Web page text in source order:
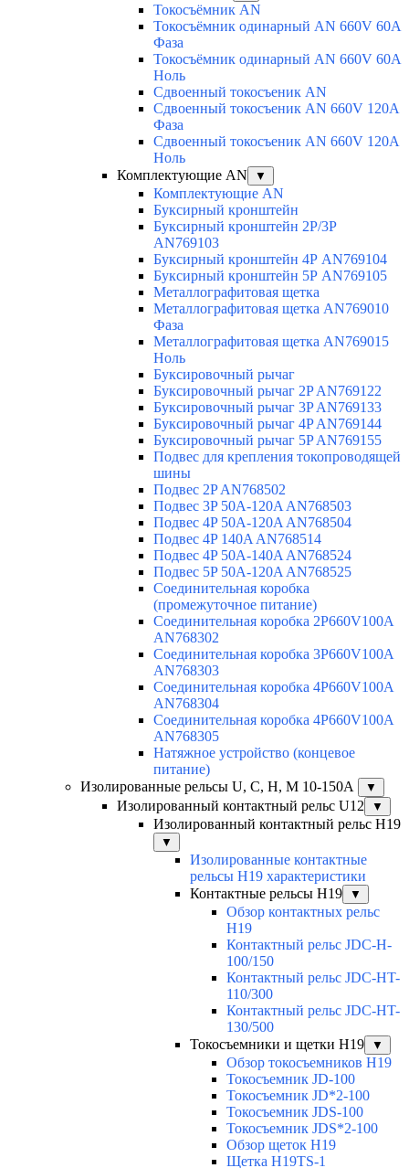
Токосъёмник AN
Токосъёмник одинарный AN 660V 60A
Фаза
Токосъёмник одинарный AN 660V 60A
Ноль
Сдвоенный токосъеник AN
Сдвоенный токосъеник AN 660V 120A
Фаза
Сдвоенный токосъеник AN 660V 120A
Ноль
Комплектующие AN
▼
Комплектующие AN
Буксирный кронштейн
Буксирный кронштейн 2Р/3Р
AN769103
Буксирный кронштейн 4Р AN769104
Буксирный кронштейн 5Р AN769105
Металлографитовая щетка
Металлографитовая щетка AN769010
Фаза
Металлографитовая щетка AN769015
Ноль
Буксировочный рычаг
Буксировочный рычаг 2P AN769122
Буксировочный рычаг 3P AN769133
Буксировочный рычаг 4P AN769144
Буксировочный рычаг 5P AN769155
Подвес для крепления токопроводящей
шины
Подвес 2P AN768502
Подвес 3P 50A-120A AN768503
Подвес 4P 50A-120A AN768504
Подвес 4P 140A AN768514
Подвес 4P 50A-140A AN768524
Подвес 5P 50A-120A AN768525
Соединительная коробка
(промежуточное питание)
Соединительная коробка 2P660V100A
AN768302
Соединительная коробка 3P660V100A
AN768303
Соединительная коробка 4P660V100A
AN768304
Соединительная коробка 4P660V100A
AN768305
Натяжное устройство (концевое
питание)
Изолированные рельсы U, C, H, M 10-150А
▼
Изолированный контактный рельс U12 ▼
Изолированный контактный рельс Н19
▼
Изолированные контактные
рельсы Н19 характеристики
Контактные рельсы H19
▼
Обзор контактных рельс
H19
Контактный рельс JDC-H-
100/150
Контактный рельс JDC-HT-
110/300
Контактный рельс JDC-HT-
130/500
Токосъемники и щетки H19
▼
Обзор токосъемников H19
Токосъемник JD-100
Токосъемник JD*2-100
Токосъемник JDS-100
Токосъемник JDS*2-100
Обзор щеток H19
Щетка H19TS-1